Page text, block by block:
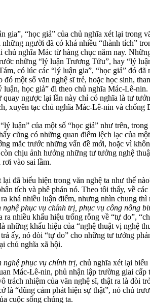
gia”, “học giả” của chủ nghĩa xét lại trong
người đã có khá nhiều “thành tích”
chủ nghĩa Mác từ hàng chục năm nay.
những “lý luận Trương Tửu”, hay “lý
có lúc các “lý luận gia”, “học giả” đó
đó một số văn nghệ sĩ trẻ, hoặc học sinh,
luận, học giả” đi theo chủ nghĩa Mác-Lê-
quay ngược lại lần này chỉ có nghĩa là tư
xuyên tạc chủ nghĩa Mác-Lê-nin và chống
luận” của một số “học giả” như trên,
cũng có những quan điểm lệch lạc của
mắc trước những vấn đề mới, hoặc vì
chịu ảnh hưởng những tư tưởng nghệ
rơi vào sai lầm.
lại đã biểu hiện trong văn nghệ ta như thế
tích và phê phán nó. Theo tôi thấy, về
khá nhiều luận điểm, nhưng nhìn chung
phục vụ chính trị, phục vụ công nông
ra nhiều khẩu hiệu trống rỗng về “tự do”,
những khẩu hiệu của “nghệ thuật vị nghệ
ấy, nó đòi “tự do” cho những tư tưởng
chủ nghĩa xã hội.
nghệ phục vụ chính trị, chủ nghĩa xét lại
Mác-Lê-nin, phủ nhận lập trường giai cấp
trách nhiệm của văn nghệ sĩ, thật ra là đòi
là “dũng cảm phát hiện sự thật”, nó chủ
cuộc sống chúng ta.